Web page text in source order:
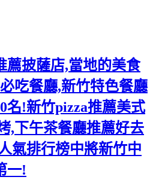
薦披薩店,當地的美食
吃餐廳,新竹特色餐廳
名!新竹pizza推薦美式
,下午茶餐廳推薦好去
氣排行榜中將新竹中
一!